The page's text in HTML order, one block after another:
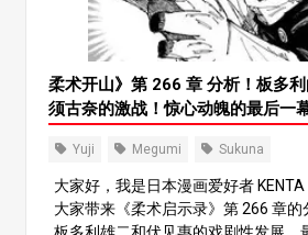
突然无缝回归，令许多读者大跌眼镜
处 关于野原的回归，有几个未解之谜
伤后，她曾长期缺席。然而，在故事
再次出现，并在故事发展过程中扮演
对她的状况做出任何解释。这种突如
读者觉得有些不对劲。 她恢复得如
战斗，这不禁让人产生疑问。她才刚
满意，觉得难以相信。 关于佑司和惠
原，人们对板渡雄治和伏见惠的复活
柔术开山》第 266 章 分析！板多
须古奈的激战！惊心动魄的最后一
Yuji Megumi Sukuna
大家好，我是日本漫画爱好者
大家带来《柔术启示录》第 266 章的